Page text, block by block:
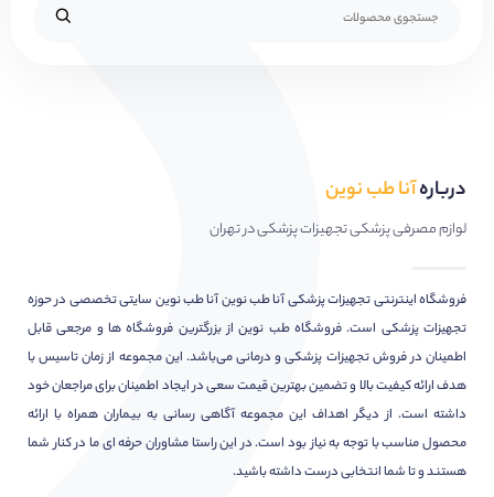
دربارهآنا طب نوین
لوازم مصرفی پزشکی تجهیزات پزشکی در تهران
فروشگاه اینترنتی تجهیزات پزشکی آنا طب نوین آنا طب نوین سایتی تخصصی در حوزه
تجهیزات پزشکی است. فروشگاه طب نوین از بزرگترین فروشگاه ها و مرجعی قابل
اطمینان در فروش تجهیزات پزشکی و درمانی می‌باشد. این مجموعه از زمان تاسیس با
هدف ارائه کیفیت بالا و تضمین بهترین قیمت سعی در ایجاد اطمینان برای مراجعان خود
داشته است. از دیگر اهداف این مجموعه آگاهی رسانی به بیماران همراه با ارائه
محصول مناسب با توجه به نیاز بود است. در این راستا مشاوران حرفه ای ما در کنار شما
هستند و تا شما انتخابی درست داشته باشید.